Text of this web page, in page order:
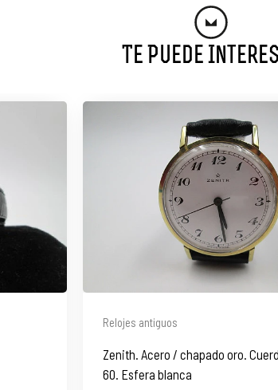
Te Puede
Relojes antiguos
Zenith. Acero / chapado oro.
60. Esfera blanca